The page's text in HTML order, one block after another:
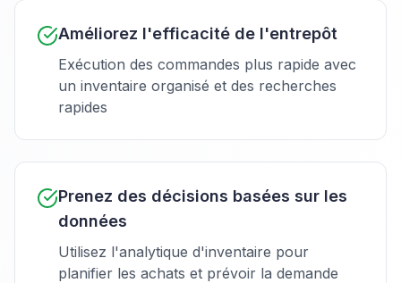
Améliorez l'efficacité de l'entrepôt
Exécution des commandes plus rapide avec
un inventaire organisé et des recherches
rapides
Prenez des décisions basées sur les
données
Utilisez l'analytique d'inventaire pour
planifier les achats et prévoir la demande